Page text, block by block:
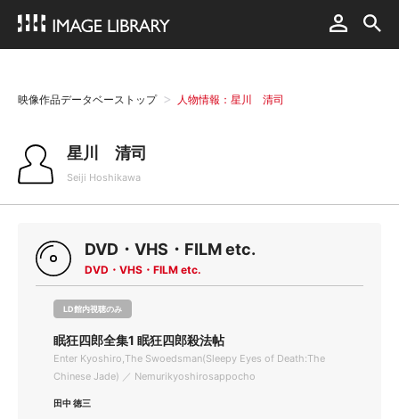
映像作品データベーストップ 人物情報：星川 清司
星川 清司
Seiji Hoshikawa
DVD・VHS・FILM etc.
DVD・VHS・FILM etc.
LD館内視聴のみ
眠狂四郎全集1 眠狂四郎殺法帖
Enter Kyoshiro,The Swoedsman(Sleepy Eyes of Death:The
Chinese Jade) ／ Nemurikyoshirosappocho
田中 徳三